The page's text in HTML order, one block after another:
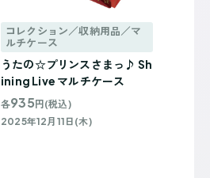
コレクション／収納用品／マ
ルチケース
うたの☆プリンスさまっ♪ Sh
ining Live マルチケース
各935 円(税込)
2025年12月11日(木)